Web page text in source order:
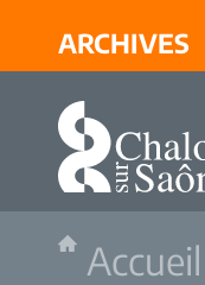
ARCHIVES
Accueil